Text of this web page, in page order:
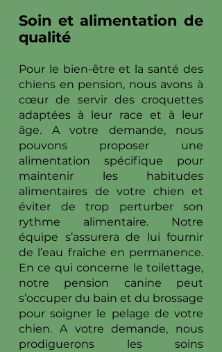
Soin et alimentation de
qualité
Pour le bien-être et la santé des
chiens en pension, nous avons à
cœur de servir des croquettes
adaptées à leur race et à leur
âge. A votre demande, nous
pouvons proposer une
alimentation spécifique pour
maintenir les habitudes
alimentaires de votre chien et
éviter de trop perturber son
rythme alimentaire. Notre
équipe s’assurera de lui fournir
de l’eau fraîche en permanence.
En ce qui concerne le toilettage,
notre pension canine peut
s’occuper du bain et du brossage
pour soigner le pelage de votre
chien. A votre demande, nous
prodiguerons les soins